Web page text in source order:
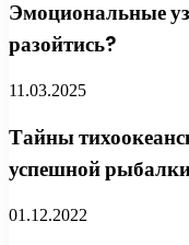
Эмоциональные
разойтись?
11.03.2025
Тайны
успешной
01.12.2022